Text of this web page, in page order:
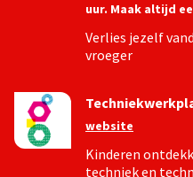
uur. Maak altijd
Verlies jezelf
vroeger
website
Kinderen
techniek en